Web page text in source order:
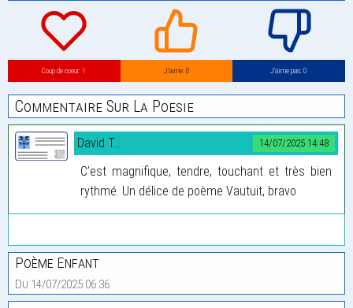
Coup de coeur: 1 J’aime: 0 J’aime pas: 0
Commentaire Sur La Poesie
14/07/2025 14:48
David T...
C’est magnifique, tendre, touchant et très bien
rythmé. Un délice de poème Vautuit, bravo
Poème Enfant
Du 14/07/2025 06:36